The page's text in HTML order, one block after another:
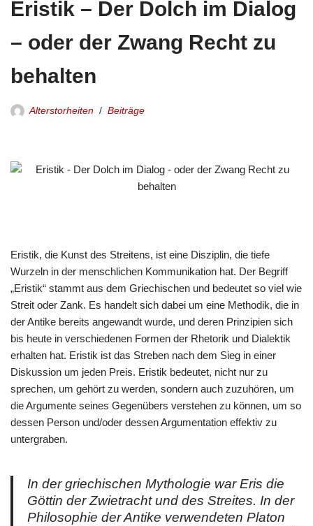
Eristik – Der Dolch im Dialog
– oder der Zwang Recht zu
behalten
Alterstorheiten Beiträge
Eristik, die Kunst des Streitens, ist eine Disziplin, die tiefe
Wurzeln in der menschlichen Kommunikation hat. Der Begriff
„Eristik“ stammt aus dem Griechischen und bedeutet so viel wie
Streit oder Zank. Es handelt sich dabei um eine Methodik, die in
der Antike bereits angewandt wurde, und deren Prinzipien sich
bis heute in verschiedenen Formen der Rhetorik und Dialektik
erhalten hat. Eristik ist das Streben nach dem Sieg in einer
Diskussion um jeden Preis. Eristik bedeutet, nicht nur zu
sprechen, um gehört zu werden, sondern auch zuzuhören, um
die Argumente seines Gegenübers verstehen zu können, um so
dessen Person und/oder dessen Argumentation effektiv zu
untergraben.
In der griechischen Mythologie war Eris die
Göttin der Zwietracht und des Streites. In der
Philosophie der Antike verwendeten Platon